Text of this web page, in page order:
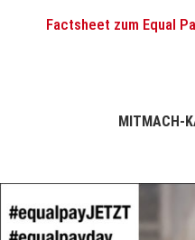
Factsheet zum Equal
MITMACH-